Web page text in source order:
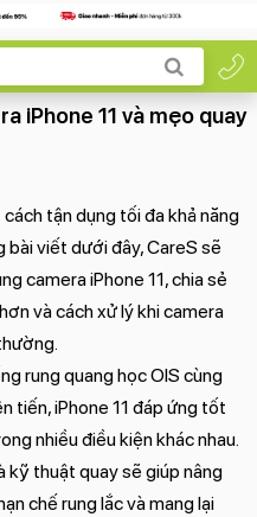
iPhone 11 và mẹo quay
tận dụng tối đa khả năng
bài viết dưới đây, CareS sẽ
camera iPhone 11, chia sẻ
và cách xử lý khi camera
rung quang học OIS cùng
tiến, iPhone 11 đáp ứng tốt
nhiều điều kiện khác nhau.
kỹ thuật quay sẽ giúp nâng
chế rung lắc và mang lại